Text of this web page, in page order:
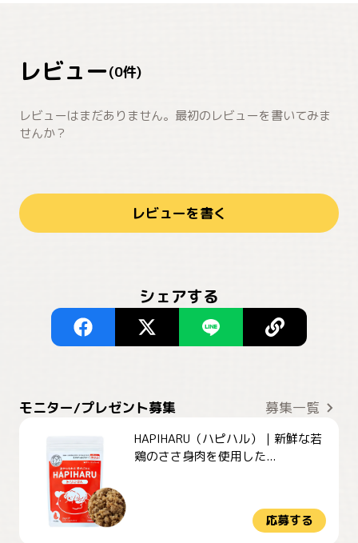
レビュー(0件)
レビューはまだありません。最初のレビューを書いてみま
せんか？
レビューを書く
シェアする
モニター/プレゼント募集 募集一覧
HAPIHARU（ハピハル）｜新鮮な若
鶏のささ身肉を使用した...
応募する